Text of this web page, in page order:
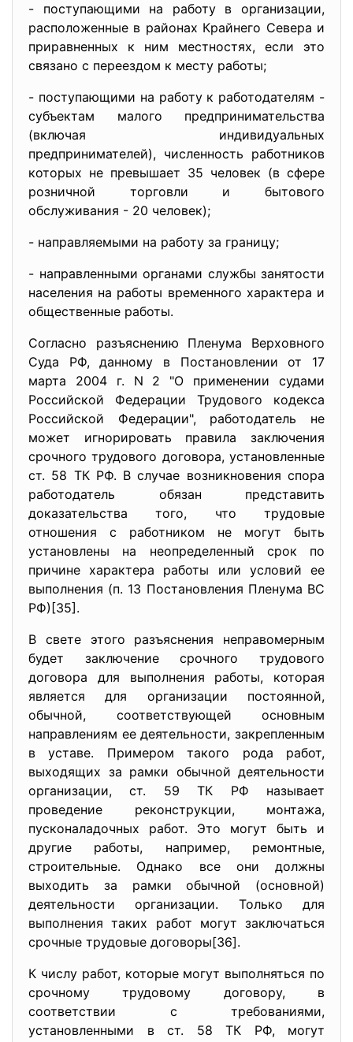
- поступающими на работу в организации,
расположенные в районах Крайнего Севера и
приравненных к ним местностях, если это
связано с переездом к месту работы;
- поступающими на работу к работодателям -
субъектам малого предпринимательства
(включая индивидуальных
предпринимателей), численность работников
которых не превышает 35 человек (в сфере
розничной торговли и бытового
обслуживания - 20 человек);
- направляемыми на работу за границу;
- направленными органами службы занятости
населения на работы временного характера и
общественные работы.
Согласно разъяснению Пленума Верховного
Суда РФ, данному в Постановлении от 17
марта 2004 г. N 2 "О применении судами
Российской Федерации Трудового кодекса
Российской Федерации", работодатель не
может игнорировать правила заключения
срочного трудового договора, установленные
ст. 58 ТК РФ. В случае возникновения спора
работодатель обязан представить
доказательства того, что трудовые
отношения с работником не могут быть
установлены на неопределенный срок по
причине характера работы или условий ее
выполнения (п. 13 Постановления Пленума ВС
РФ)[35].
В свете этого разъяснения неправомерным
будет заключение срочного трудового
договора для выполнения работы, которая
является для организации постоянной,
обычной, соответствующей основным
направлениям ее деятельности, закрепленным
в уставе. Примером такого рода работ,
выходящих за рамки обычной деятельности
организации, ст. 59 ТК РФ называет
проведение реконструкции, монтажа,
пусконаладочных работ. Это могут быть и
другие работы, например, ремонтные,
строительные. Однако все они должны
выходить за рамки обычной (основной)
деятельности организации. Только для
выполнения таких работ могут заключаться
срочные трудовые договоры[36].
К числу работ, которые могут выполняться по
срочному трудовому договору, в
соответствии с требованиями,
установленными в ст. 58 ТК РФ, могут